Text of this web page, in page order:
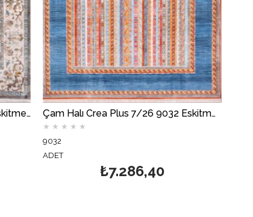
Çam Halı Crea Plus 7/26 9031 Eskitme Desenli Makine Halısı Çam Halı Crea Plus 7/26 9032 Eskitme Desenli Makine Halısı
★ ★ ★ ★ ★
9032
ADET
₺7.286,40